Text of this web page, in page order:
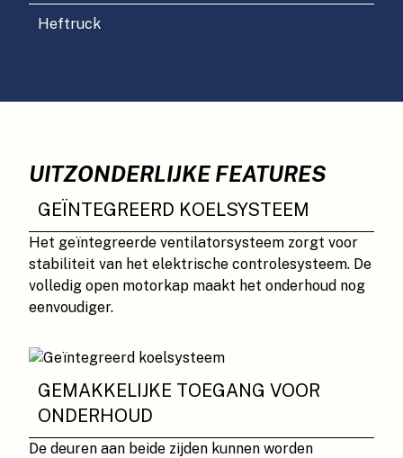
Heftruck
UITZONDERLIJKE FEATURES
GEÏNTEGREERD KOELSYSTEEM
Het geïntegreerde ventilatorsysteem zorgt voor
stabiliteit van het elektrische controlesysteem. De
volledig open motorkap maakt het onderhoud nog
eenvoudiger.
GEMAKKELIJKE TOEGANG VOOR
ONDERHOUD
De deuren aan beide zijden kunnen worden